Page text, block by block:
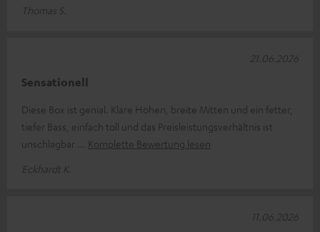
Thomas S.
Sensationell
Diese Box ist genial. Klare Höhen, breite Mitten und ein fetter,
tiefer Bass, einfach toll und das Preisleistungsverhältnis ist
unschlagbar
Komplette Bewertung lesen
Eckhardt K.
21.06.2026
11.06.2026